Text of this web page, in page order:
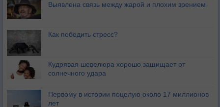
Выявлена связь между жарой и плохим зрением
Как победить стресс?
Кудрявая шевелюра хорошо защищает от
солнечного удара
Первому в истории поцелую около 17 миллионов
лет